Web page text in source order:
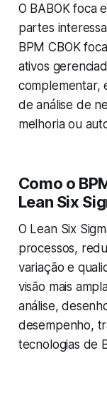
O BABOK foca
partes
BPM CBOK
ativos
complementar,
de análise de
melhoria ou
Como o
Lean Six
O Lean Six
processos,
variação e
visão mais
análise,
desempenho,
tecnologias de